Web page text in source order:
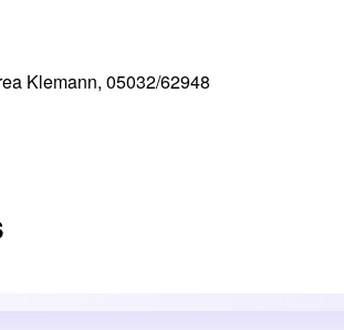
Klemann, 05032/62948